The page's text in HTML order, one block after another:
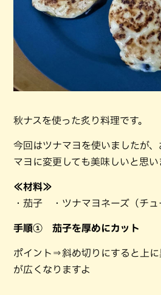
秋ナスを使った炙り料理です。
今回はツナマヨを使いましたが
マヨに変更しても美味しいと思い
≪材料≫
・茄子 ・ツナマヨネーズ（チュ
手順① 茄子を厚めにカット
ポイント⇒斜め切りにすると上
が広くなりますよ